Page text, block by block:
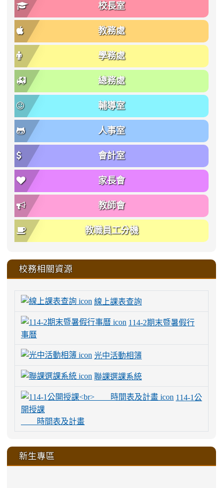
校長室
教務處
學務處
總務處
輔導室
人事室
會計室
家長會
教師會
教職員工分機
校務相關資源
線上課表查詢
114-2期末暨暑假行
事曆
光中活動相簿
聯課選課系統
114-1公
開授課
時間表及計畫
新生專區